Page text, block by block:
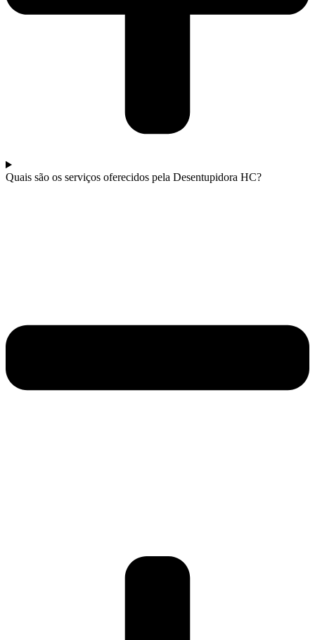
Quais são os serviços oferecidos pela Desentupidora HC?